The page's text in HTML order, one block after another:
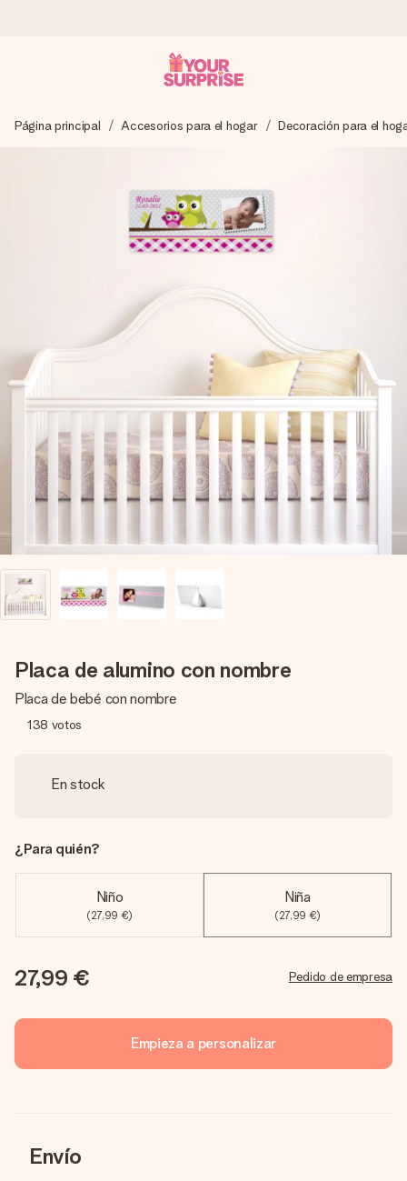
Preparamos tu regalo con cuidado y lo enviamos al vuelo,
4,5 (basado en +15.000 opiniones)
Tarjeta de felicitación gratuita
Crea algo único en pocos pasos – con su nombre, tu foto o
un mensaje que llegue al corazón. Sin complicaciones, solo
todo el amor para el momento.
Página principal Accesorios para el hogar Decoración para el
Placa de alumino con nombre
Placa de bebé con nombre
138 votos
En stock
¿Para quién?
Niño
(27,99 €)
Niña
(27,99 €)
27,99 € Pedido de empresa
Empieza a personalizar
Envío